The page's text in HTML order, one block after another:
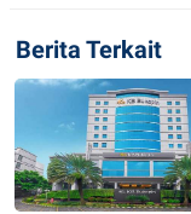
A
N
A
E
M
Y
S
R
E
S
E
.
Berita Terkait